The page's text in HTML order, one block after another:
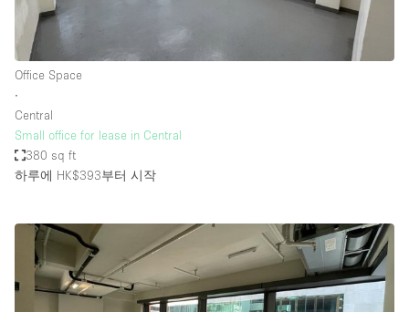
Office Space
∙
Central
Small office for lease in Central
380 sq ft
하루에 HK$393부터 시작